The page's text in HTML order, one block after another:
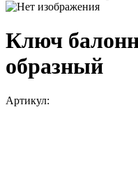
Ключ
образный
Артикул: